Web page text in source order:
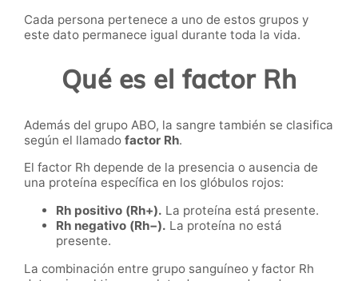
Cada persona pertenece a uno de estos grupos y
este dato permanece igual durante toda la vida.
Qué es el factor Rh
Además del grupo ABO, la sangre también se clasifica
según el llamado factor Rh.
El factor Rh depende de la presencia o ausencia de
una proteína específica en los glóbulos rojos:
Rh positivo (Rh+). La proteína está presente.
Rh negativo (Rh−). La proteína no está
presente.
La combinación entre grupo sanguíneo y factor Rh